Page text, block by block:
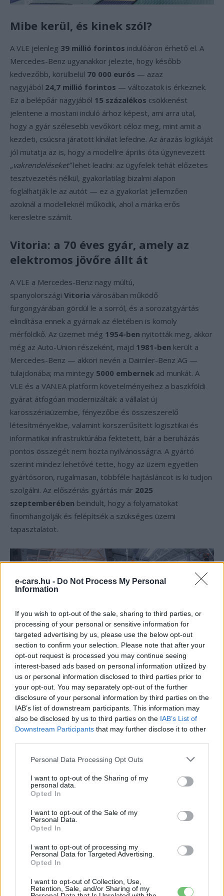
e-cars.hu - Do Not Process My Personal
Information
If you wish to opt-out of the sale, sharing to third parties, or
processing of your personal or sensitive information for
targeted advertising by us, please use the below opt-out
section to confirm your selection. Please note that after your
opt-out request is processed you may continue seeing
interest-based ads based on personal information utilized by
us or personal information disclosed to third parties prior to
your opt-out. You may separately opt-out of the further
disclosure of your personal information by third parties on the
IAB’s list of downstream participants. This information may
also be disclosed by us to third parties on the IAB’s List of
Downstream Participants that may further disclose it to other
Personal Data Processing Opt Outs
I want to opt-out of the Sharing of my
personal data.
Opted In
I want to opt-out of the Sale of my
Personal Data.
Opted In
I want to opt-out of processing my
Personal Data for Targeted Advertising.
Opted In
I want to opt-out of Collection, Use,
Retention, Sale, and/or Sharing of my
Mibe kerül, és kinek szól?
A VLE jelenleg 39 millió forintos indulóáron érhető el. A
Mercedes-Benz ugyanakkor jelezte, hogy később
kedvezőbb, körülbelül 70 000 eurós — azaz
nagyjából 24,7 millió forintos — változatok is érkeznek.
Ez a belépőár nagyjából 15 százalékos csökkenést
jelentene a mostani induló árhoz képest, ami arra utal,
hogy a gyár szélesebb vevőkört céloz meg, mint amit a
kezdeti, csúcsra járatott kínálat lefedne. Az árazás logikáját
jól mutatja az is, hogy a modellre április óta úgynevezett
„vakrendeléseket”lehet leadni: az ügyfelek tehát előzetes
tesztvezetés nélkül, gyakorlatilag bizalmi alapon
foglalhatják le az autót — ez a gyakorlat jellemzően
azoknál a modelleknél működik, ahol a márka erős
keresletre számít.
Vitoria: a 70 éves gyár, amely az
elektromos jövőre állt át
A VLE a Mercedes-Benz nagy múltú,
spanyolországi Vitoria városában működő
furgongyárában gördül le a sorról, és a sorozatgyártás
elindítása ennek a gyárnak az életében is komoly
mérföldkő. Az üzemet még 1954-ben nyitották meg, akkor
még az Auto-Union részeként, majd 1981-ben került a
Mercedes-Benz — akkori nevén a Daimler-Benz AG —
tulajdonába; ma mintegy 5000 embernek ad munkát. A
VLE és a VAN.EA platform követelményeihez a baszkföldi
gyárat átfogóan modernizálták: a vállalat új
karosszériaüzembe, fényezőbe és összeszerelő
létesítményekbe, valamint korszerűsített logisztikai és
informatikai infrastruktúrába fektetett, bár a beruházás
pontos összegét nem hozta nyilvánosságra. A gyártó
szerint mindez lehetővé tette, hogy az üzem egyetlen
gyártósoron, rugalmasan, többféle hajtásláncot is ki tudjon
szolgálni. Az előszériás gyártás már 2025
szeptemberében beindult, hogy a folyamatokat
finomhangolják és felépítsék a szükséges üzemi
tapasztalatot.
résztvevők névsora: ott volt
Thomas Klein
, a Mercedes-
Benz Vans vezetője,
Group AG vezérigazgatója, valamintJordi Hereuspanyol
ipari és turisztikai miniszter és
, Baszkföld
szerint az üzem sikeres átalakítása és a felfutás a
munkatársak mindennapi elkötelezettségének eredménye,
Benz Vans számára. A vállalat a projektet a furgonrészleg